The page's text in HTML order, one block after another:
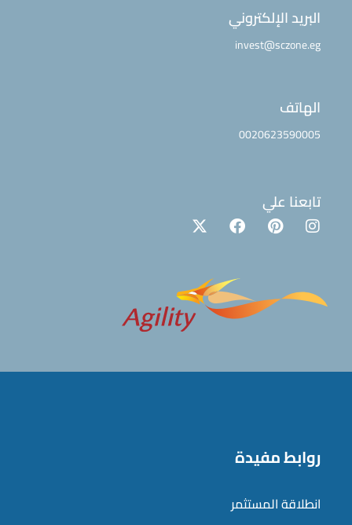
البريد الإلكتروني
invest@sczone.eg
الهاتف
0020623590005
تابعنا علي
روابط مفيدة
انطلاقة المستثمر